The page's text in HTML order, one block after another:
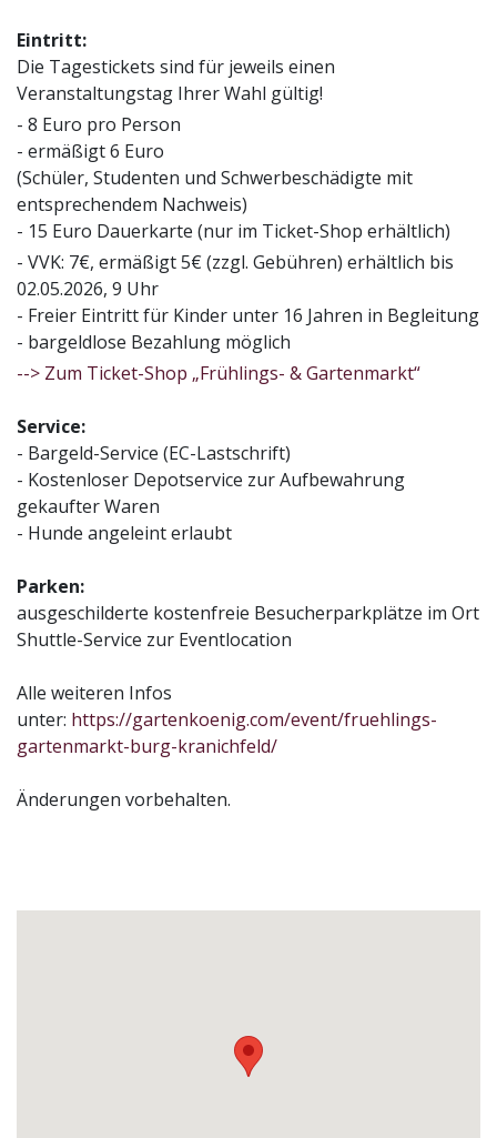
Eintritt:
Die Tagestickets sind für jeweils einen
Veranstaltungstag Ihrer Wahl gültig!
- 8 Euro pro Person
- ermäßigt 6 Euro
(Schüler, Studenten und Schwerbeschädigte mit
entsprechendem Nachweis)
- 15 Euro Dauerkarte (nur im Ticket-Shop erhältlich)
- VVK: 7€, ermäßigt 5€ (zzgl. Gebühren) erhältlich bis
02.05.2026, 9 Uhr
- Freier Eintritt für Kinder unter 16 Jahren in Begleitung
- bargeldlose Bezahlung möglich
--> Zum Ticket-Shop „Frühlings- & Gartenmarkt“
Service:
- Bargeld-Service (EC-Lastschrift)
- Kostenloser Depotservice zur Aufbewahrung
gekaufter Waren
- Hunde angeleint erlaubt
Parken:
ausgeschilderte kostenfreie Besucherparkplätze im Ort
Shuttle-Service zur Eventlocation
Alle weiteren Infos
unter: https://gartenkoenig.com/event/fruehlings-
gartenmarkt-burg-kranichfeld/
Änderungen vorbehalten.